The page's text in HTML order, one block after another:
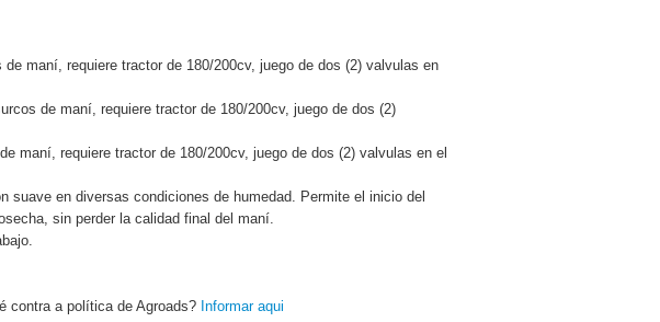
maní, requiere tractor de 180/200cv, juego de dos (2) valvulas en
de maní, requiere tractor de 180/200cv, juego de dos (2)
maní, requiere tractor de 180/200cv, juego de dos (2) valvulas en el
en diversas condiciones de humedad. Permite el inicio del
sin perder la calidad final del maní.
contra a política de Agroads? Informar aqui